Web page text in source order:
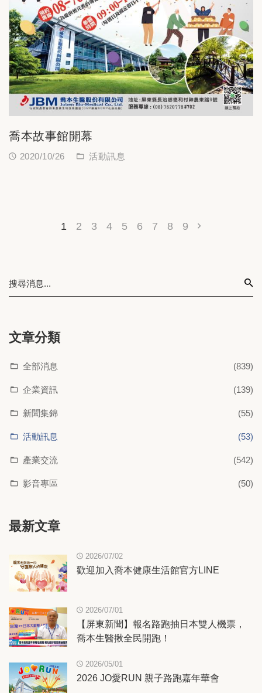
文章分類
全部消息 (839)
企業資訊 (139)
新聞集錦 (55)
活動訊息 (53)
產業交流 (542)
影音專區 (50)
最新文章
2026/07/02
歡迎加入喬本健康生活館官方LINE
2026/07/01
【屏東新聞】報名路跑抽日本雙人機票，
喬本生醫揪全民開跑！
2026/05/01
2026 JO愛RUN 親子路跑嘉年華會
喬本故事館開幕
2020/10/26 活動訊息
1 2 3 4 5 6 7 8 9